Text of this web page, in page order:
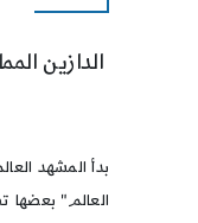
الدازين
بدأ المشهد
العالم" بعضها